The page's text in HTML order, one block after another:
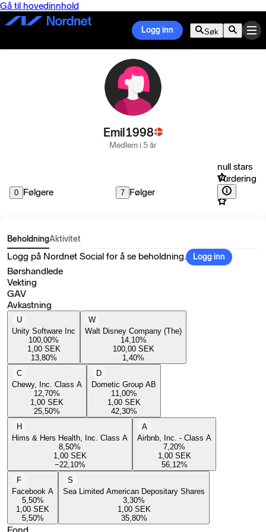
Gå til hovedinnhold
Logg inn Søk
Emil1998
Medlem i 5 år
0 Følgere 7 Følger
null stars
Vurdering
BeholdningAktivitet
Logg på Nordnet Social for å se beholdning. Logg inn
Børshandlede
Vekting
GAV
Avkastning
U
Unity Software Inc
100,00%
1,00 SEK
13,80%
W
Walt Disney Company (The)
14,10%
100,00 SEK
1,40%
C
Chewy, Inc. Class A
12,70%
1,00 SEK
25,50%
D
Dometic Group AB
11,00%
1,00 SEK
42,30%
H
Hims & Hers Health, Inc. Class A
8,50%
1,00 SEK
−22,10%
A
Airbnb, Inc. - Class A
7,20%
1,00 SEK
56,12%
F
Facebook A
5,50%
1,00 SEK
5,50%
S
Sea Limited American Depositary Shares
3,30%
1,00 SEK
35,80%